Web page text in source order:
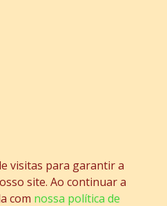
visitas para garantir a
site. Ao continuar a
com nossa política de